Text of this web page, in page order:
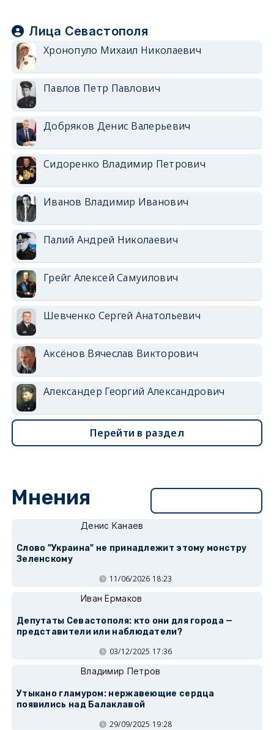
Лица Севастополя
Хронопуло Михаил Николаевич
Павлов Петр Павлович
Добряков Денис Валерьевич
Сидоренко Владимир Петрович
Иванов Владимир Иванович
Палий Андрей Николаевич
Грейг Алексей Самуилович
Шевченко Сергей Анатольевич
Аксёнов Вячеслав Викторович
Александер Георгий Александрович
Перейти в раздел
Мнения
Денис Канаев
Слово "Украина" не принадлежит этому монстру
Зеленскому
11/06/2026 18:23
Иван Ермаков
Депутаты Севастополя: кто они для города —
представители или наблюдатели?
03/12/2025 17:36
Владимир Петров
Утыкано гламуром: нержавеющие сердца
появились над Балаклавой
29/09/2025 19:28